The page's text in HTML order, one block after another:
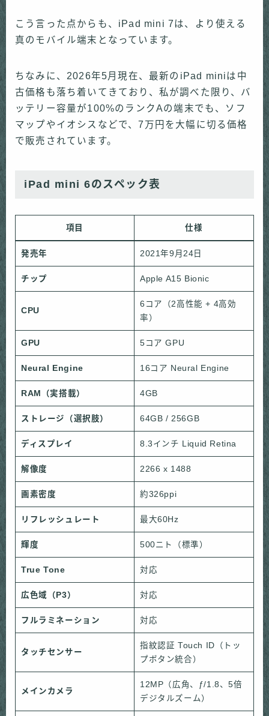
こう言った点からも、iPad mini 7は、より使える
真のモバイル端末となっています。
ちなみに、2026年5月現在、最新のiPad miniは中
古価格も落ち着いてきており、私が調べた限り、バ
ッテリー容量が100%のランクAの端末でも、ソフ
マップやイオシスなどで、7万円を大幅に切る価格
で販売されています。
iPad mini 6のスペック表
項目 仕様
発売年 2021年9月24日
チップ Apple A15 Bionic
CPU
6コア（2高性能 + 4高効
率）
GPU 5コア GPU
Neural Engine 16コア Neural Engine
RAM（実搭載） 4GB
ストレージ（選択肢） 64GB / 256GB
ディスプレイ 8.3インチ Liquid Retina
解像度 2266 x 1488
画素密度 約326ppi
リフレッシュレート 最大60Hz
輝度 500ニト（標準）
True Tone 対応
広色域（P3） 対応
フルラミネーション 対応
タッチセンサー
指紋認証 Touch ID（トッ
プボタン統合）
メインカメラ
12MP（広角、ƒ/1.8、5倍
デジタルズーム）